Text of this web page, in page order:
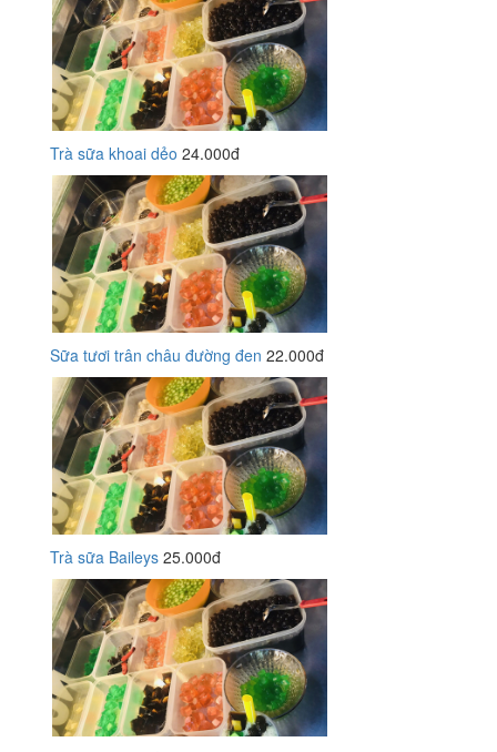
Trà sữa khoai dẻo 24.000đ
Sữa tươi trân châu đường đen 22.000đ
Trà sữa Baileys 25.000đ